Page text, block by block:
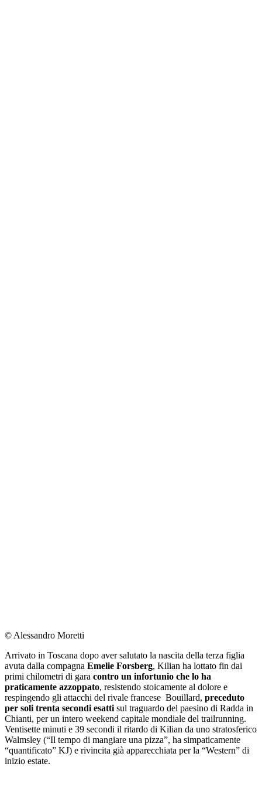
© Alessandro Moretti
Arrivato in Toscana dopo aver salutato la nascita della terza figlia
avuta dalla compagna Emelie Forsberg, Kilian ha lottato fin dai
primi chilometri di gara contro un infortunio che lo ha
praticamente azzoppato, resistendo stoicamente al dolore e
respingendo gli attacchi del rivale francese Bouillard, preceduto
per soli trenta secondi esatti sul traguardo del paesino di Radda in
Chianti, per un intero weekend capitale mondiale del trailrunning.
Ventisette minuti e 39 secondi il ritardo di Kilian da uno stratosferico
Walmsley (“Il tempo di mangiare una pizza”, ha simpaticamente
“quantificato” KJ) e rivincita già apparecchiata per la “Western” di
inizio estate.